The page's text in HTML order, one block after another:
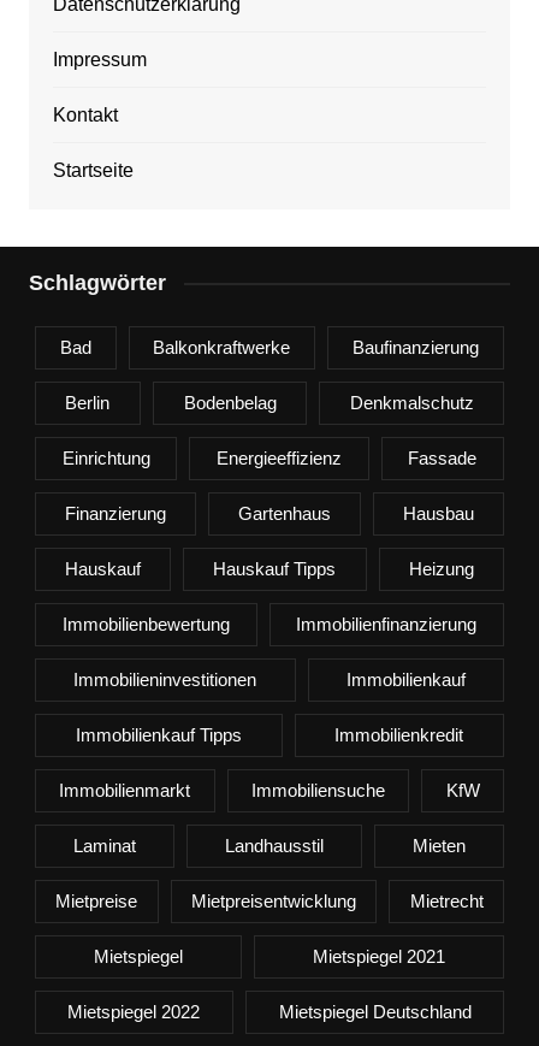
Impressum
Kontakt
Startseite
Schlagwörter
Bad Balkonkraftwerke Baufinanzierung
Berlin Bodenbelag Denkmalschutz
Einrichtung Energieeffizienz Fassade
Finanzierung Gartenhaus Hausbau
Hauskauf Hauskauf Tipps Heizung
Immobilienbewertung Immobilienfinanzierung
Immobilieninvestitionen Immobilienkauf
Immobilienkauf Tipps Immobilienkredit
Immobilienmarkt Immobiliensuche KfW
Laminat Landhausstil Mieten
Mietpreise Mietpreisentwicklung Mietrecht
Mietspiegel Mietspiegel 2021
Mietspiegel 2022 Mietspiegel Deutschland